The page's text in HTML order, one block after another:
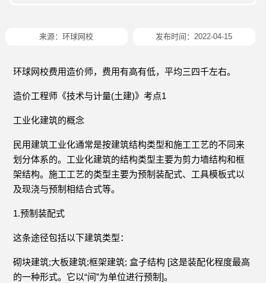
来源：环球网校 发布时间：2022-04-15
环球网校费用造价师，费用有高有低，平均三四千左右。
造价工程师《技术与计量(土建)》考点1
工业化建筑的概念
民用建筑工业化通常是按建筑结构类型和施工工艺的不同来
划分体系的。工业化建筑的结构类型主要为剪力墙结构和框
架结构。施工工艺的类型主要为预制装配式、工具模板式以
及现浇与预制相结合式等。
1.预制装配式
这条途径包括以下建筑类型：
砌块建筑;大板建筑;框架建筑; 盒子结构 [这是装配化程度最高
的一种形式。它以“间”为单位进行预制]。